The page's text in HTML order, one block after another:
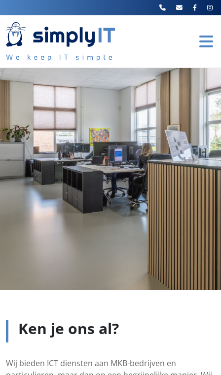
Ken je ons al?
Wij bieden ICT diensten aan MKB-bedrijven en